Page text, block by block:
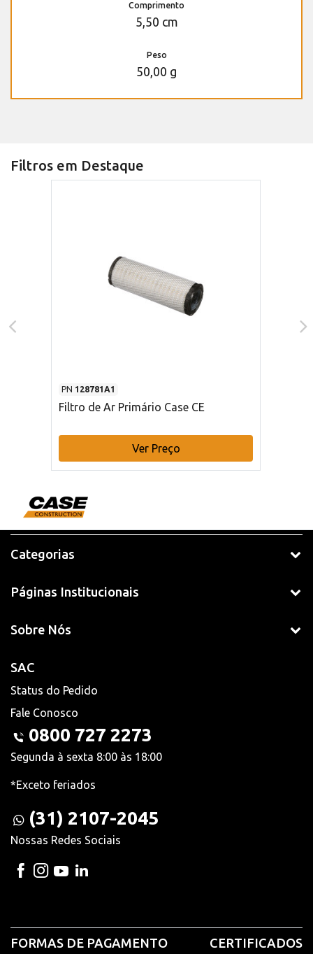
Comprimento
5,50 cm
Peso
50,00 g
Filtros em Destaque
PN 128781A1
Filtro de Ar Primário Case CE
Ver Preço
Categorias
Páginas Institucionais
Sobre Nós
SAC
Status do Pedido
Fale Conosco
0800 727 2273
Segunda à sexta 8:00 às 18:00
*Exceto feriados
(31) 2107-2045
Nossas Redes Sociais
FORMAS DE PAGAMENTO CERTIFICADOS